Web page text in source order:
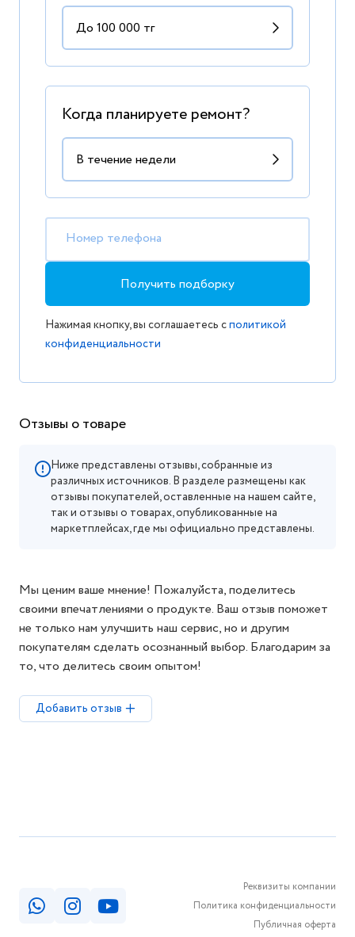
Когда планируете ремонт?
Номер телефона
Получить подборку
Нажимая кнопку, вы соглашаетесь сполитикой
конфиденциальности
Отзывы о товаре
Ниже представлены отзывы, собранные из
различных источников. В разделе размещены как
отзывы покупателей, оставленные на нашем сайте,
так и отзывы о товарах, опубликованные на
маркетплейсах, где мы официально представлены.
Мы ценим ваше мнение! Пожалуйста, поделитесь
своими впечатлениями о продукте. Ваш отзыв поможет
не только нам улучшить наш сервис, но и другим
покупателям сделать осознанный выбор. Благодарим за
то, что делитесь своим опытом!
Добавить отзыв
Реквизиты компании
Политика конфиденциальности
Публичная оферта